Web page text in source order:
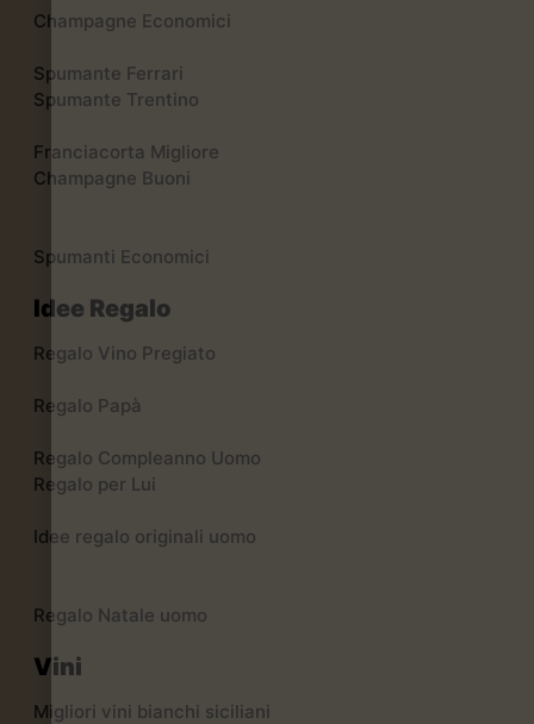
Champagne Economici
Spumante Ferrari
Spumante Trentino
Franciacorta Migliore
Champagne Buoni
Spumanti Economici
Idee Regalo
Regalo Vino Pregiato
Regalo Papà
Regalo Compleanno Uomo
Regalo per Lui
Idee regalo originali uomo
Regalo Natale uomo
Vini
Migliori vini bianchi siciliani